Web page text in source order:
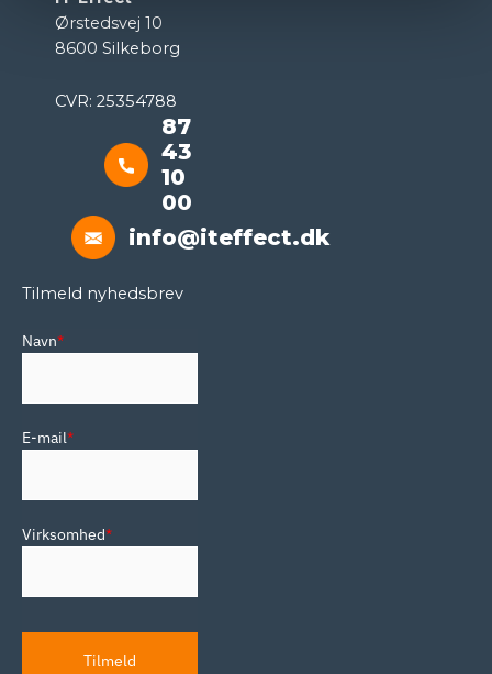
Ørstedsvej 10
8600 Silkeborg
CVR: 25354788
87
43
10
00
info@iteffect.dk
Tilmeld nyhedsbrev
Navn*
E-mail*
Virksomhed*
Tilmeld